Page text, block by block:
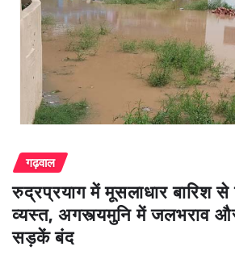
गढ़वाल
रुद्रप्रयाग में मूसलाधार
व्यस्त, अगस्त्यमुनि में
सड़कें बंद